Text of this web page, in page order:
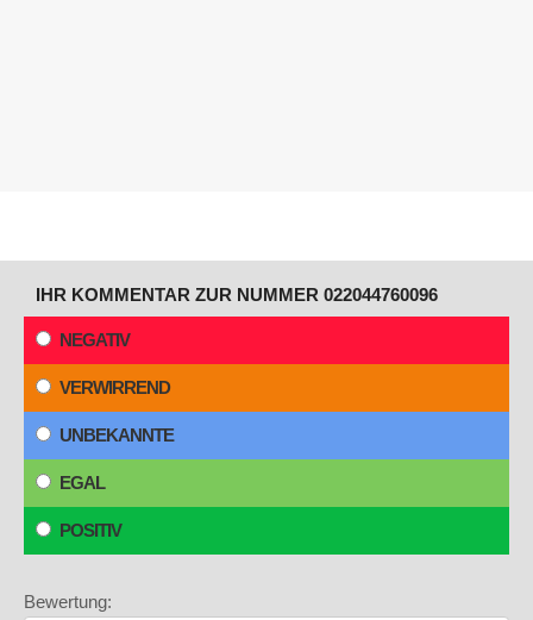
IHR KOMMENTAR ZUR NUMMER 022044760096
NEGATIV
VERWIRREND
UNBEKANNTE
EGAL
POSITIV
Bewertung: